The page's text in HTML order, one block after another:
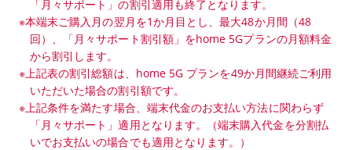
「月々サポート」の割引適用も終了となります。
※本端末ご購入月の翌月を1か月目とし、最大48か月間（48
回）、「月々サポート割引額」をhome 5Gプランの月額料金
から割引します。
※上記表の割引総額は、home 5G プランを49か月間継続ご利用
いただいた場合の割引額です。
※上記条件を満たす場合、端末代金のお支払い方法に関わらず
「月々サポート」適用となります。（端末購入代金を分割払
いでお支払いの場合でも適用となります。）